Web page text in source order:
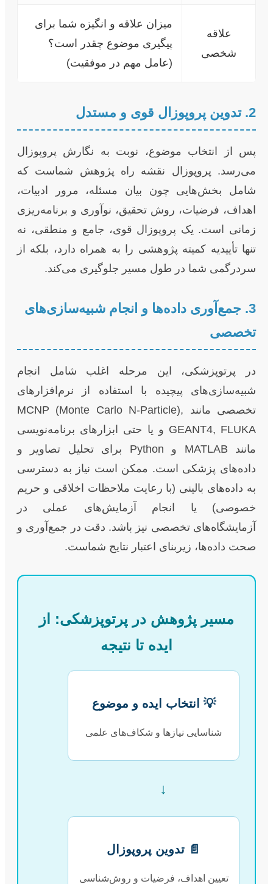
علاقه
شخصی
میزان علاقه و انگیزه شما برای
پیگیری موضوع چقدر است؟
(عامل مهم در موفقیت)
2. تدوین پروپوزال قوی و مستدل
پس از انتخاب موضوع، نوبت به نگارش پروپوزال
می‌رسد. پروپوزال نقشه راه پژوهش شماست که
شامل بخش‌هایی چون بیان مسئله، مرور ادبیات،
اهداف، فرضیات، روش تحقیق، نوآوری و برنامه‌ریزی
زمانی است. یک پروپوزال قوی، جامع و منطقی، نه
تنها تأییدیه کمیته پژوهشی را به همراه دارد، بلکه از
سردرگمی شما در طول مسیر جلوگیری می‌کند.
3. جمع‌آوری داده‌ها و انجام شبیه‌سازی‌های
تخصصی
در پرتوپزشکی، این مرحله اغلب شامل انجام
شبیه‌سازی‌های پیچیده با استفاده از نرم‌افزارهای
تخصصی مانند MCNP (Monte Carlo N-Particle),
GEANT4, FLUKA و یا حتی ابزارهای برنامه‌نویسی
مانند MATLAB و Python برای تحلیل تصاویر و
داده‌های پزشکی است. ممکن است نیاز به دسترسی
به داده‌های بالینی (با رعایت ملاحظات اخلاقی و حریم
خصوصی) یا انجام آزمایش‌های عملی در
آزمایشگاه‌های تخصصی نیز باشد. دقت در جمع‌آوری و
صحت داده‌ها، زیربنای اعتبار نتایج شماست.
مسیر پژوهش در پرتوپزشکی: از
ایده تا نتیجه
💡 انتخاب ایده و موضوع
شناسایی نیازها و شکاف‌های علمی
↓
📄 تدوین پروپوزال
تعیین اهداف، فرضیات و روش‌شناسی